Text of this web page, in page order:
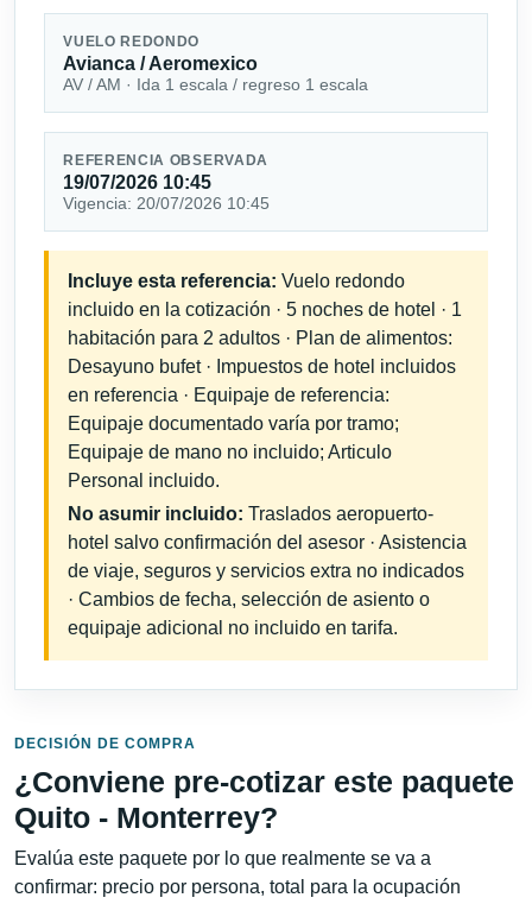
VUELO REDONDO
Avianca / Aeromexico
AV / AM · Ida 1 escala / regreso 1 escala
REFERENCIA OBSERVADA
19/07/2026 10:45
Vigencia: 20/07/2026 10:45
Incluye esta referencia: Vuelo redondo
incluido en la cotización · 5 noches de hotel · 1
habitación para 2 adultos · Plan de alimentos:
Desayuno bufet · Impuestos de hotel incluidos
en referencia · Equipaje de referencia:
Equipaje documentado varía por tramo;
Equipaje de mano no incluido; Articulo
Personal incluido.
No asumir incluido: Traslados aeropuerto-
hotel salvo confirmación del asesor · Asistencia
de viaje, seguros y servicios extra no indicados
· Cambios de fecha, selección de asiento o
equipaje adicional no incluido en tarifa.
DECISIÓN DE COMPRA
¿Conviene pre-cotizar este paquete
Quito - Monterrey?
Evalúa este paquete por lo que realmente se va a
confirmar: precio por persona, total para la ocupación